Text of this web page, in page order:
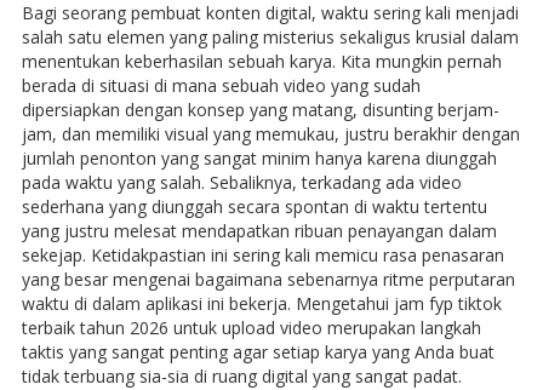
Bagi seorang pembuat konten digital, waktu sering kali menjadi
salah satu elemen yang paling misterius sekaligus krusial dalam
menentukan keberhasilan sebuah karya. Kita mungkin pernah
berada di situasi di mana sebuah video yang sudah
dipersiapkan dengan konsep yang matang, disunting berjam-
jam, dan memiliki visual yang memukau, justru berakhir dengan
jumlah penonton yang sangat minim hanya karena diunggah
pada waktu yang salah. Sebaliknya, terkadang ada video
sederhana yang diunggah secara spontan di waktu tertentu
yang justru melesat mendapatkan ribuan penayangan dalam
sekejap. Ketidakpastian ini sering kali memicu rasa penasaran
yang besar mengenai bagaimana sebenarnya ritme perputaran
waktu di dalam aplikasi ini bekerja. Mengetahui jam fyp tiktok
terbaik tahun 2026 untuk upload video merupakan langkah
taktis yang sangat penting agar setiap karya yang Anda buat
tidak terbuang sia-sia di ruang digital yang sangat padat.